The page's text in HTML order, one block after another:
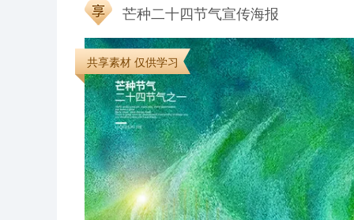
芒种二十四节气宣传海报
共享素材 仅供学习